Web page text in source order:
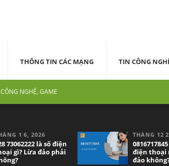
THÔNG TIN CÁC MẠNG TIN CÔNG
NGHỆ, GAME
1 6, 2026
73062222 là số điện
gì? Lừa đảo phải
THÁNG 12
điện thoại
đảo